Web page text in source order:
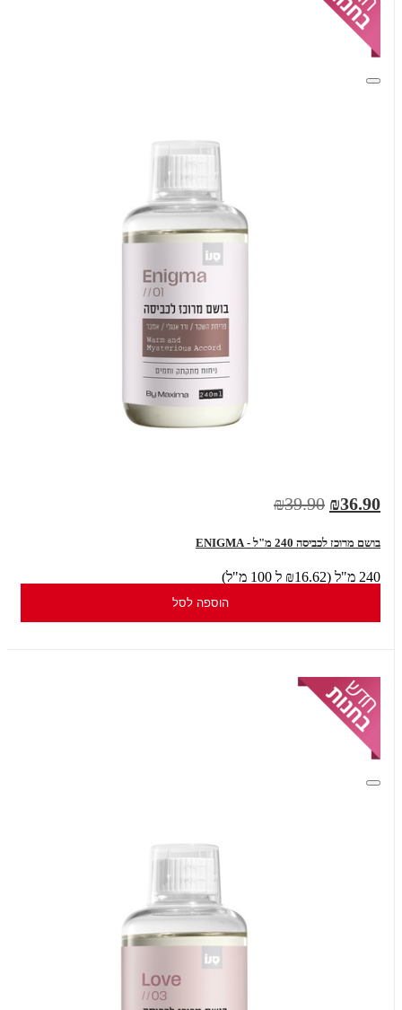
₪36.90
₪39.90
בושם מרוכז לכביסה 240 מ"ל - ENIGMA
240 מ"ל (₪16.62 ל 100 מ"ל)
הוספה לסל